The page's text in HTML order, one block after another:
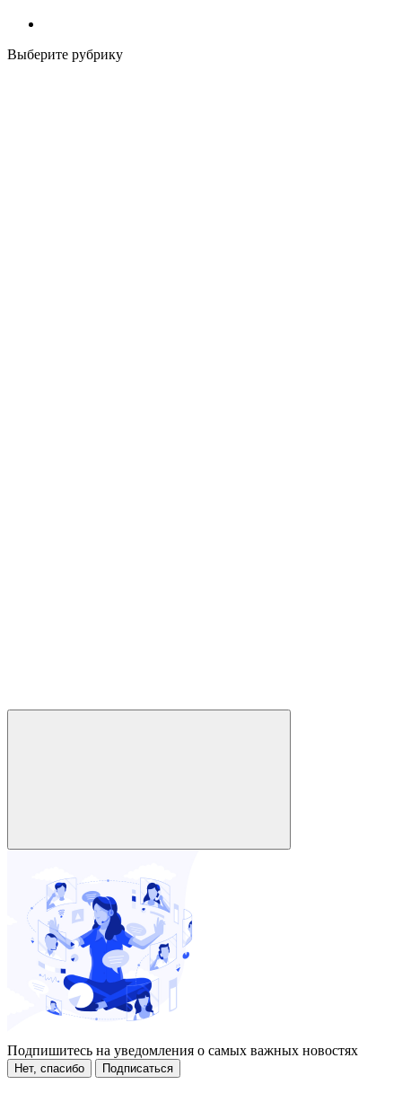
Выберите рубрику
Подпишитесь на уведомления о самых важных новостях
Нет, спасибо Подписаться